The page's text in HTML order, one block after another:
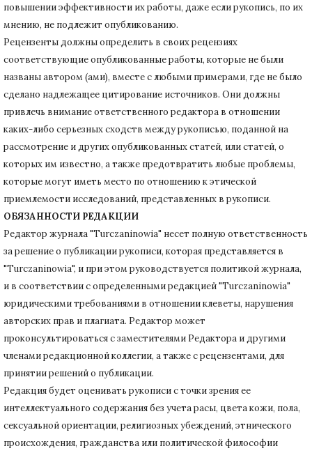
повышении эффективности их работы, даже если рукопись, по их
мнению, не подлежит опубликованию.
Рецензенты должны определить в своих рецензиях
соответствующие опубликованные работы, которые не были
названы автором (ами), вместе с любыми примерами, где не было
сделано надлежащее цитирование источников. Они должны
привлечь внимание ответственного редактора в отношении
каких-либо серьезных сходств между рукописью, поданной на
рассмотрение и других опубликованных статей, или статей, о
которых им известно, а также предотвратить любые проблемы,
которые могут иметь место по отношению к этической
приемлемости исследований, представленных в рукописи.
ОБЯЗАННОСТИ РЕДАКЦИИ
Редактор журнала "Turczaninowia" несет полную ответственность
за решение о публикации рукописи, которая представляется в
"Turczaninowia", и при этом руководствуется политикой журнала,
и в соответствии с определенными редакцией "Turczaninowia"
юридическими требованиями в отношении клеветы, нарушения
авторских прав и плагиата. Редактор может
проконсультироваться с заместителями Редактора и другими
членами редакционной коллегии, а также с рецензентами, для
принятии решений о публикации.
Редакция будет оценивать рукописи с точки зрения ее
интеллектуального содержания без учета расы, цвета кожи, пола,
сексуальной ориентации, религиозных убеждений, этнического
происхождения, гражданства или политической философии